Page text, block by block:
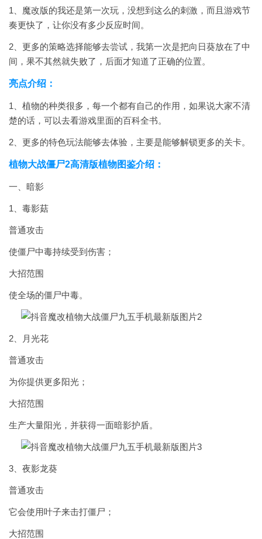
1、魔改版的我还是第一次玩，没想到这么的刺激，而且游戏节
奏更快了，让你没有多少反应时间。
2、更多的策略选择能够去尝试，我第一次是把向日葵放在了中
间，果不其然就失败了，后面才知道了正确的位置。
亮点介绍：
1、植物的种类很多，每一个都有自己的作用，如果说大家不清
楚的话，可以去看游戏里面的百科全书。
2、更多的特色玩法能够去体验，主要是能够解锁更多的关卡。
植物大战僵尸2高清版植物图鉴介绍：
一、暗影
1、毒影菇
普通攻击
使僵尸中毒持续受到伤害；
大招范围
使全场的僵尸中毒。
2、月光花
普通攻击
为你提供更多阳光；
大招范围
生产大量阳光，并获得一面暗影护盾。
3、夜影龙葵
普通攻击
它会使用叶子来击打僵尸；
大招范围